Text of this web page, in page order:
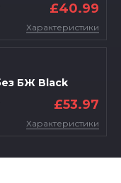
£40.99
Характеристики
БЖ Black
£53.97
Характеристики